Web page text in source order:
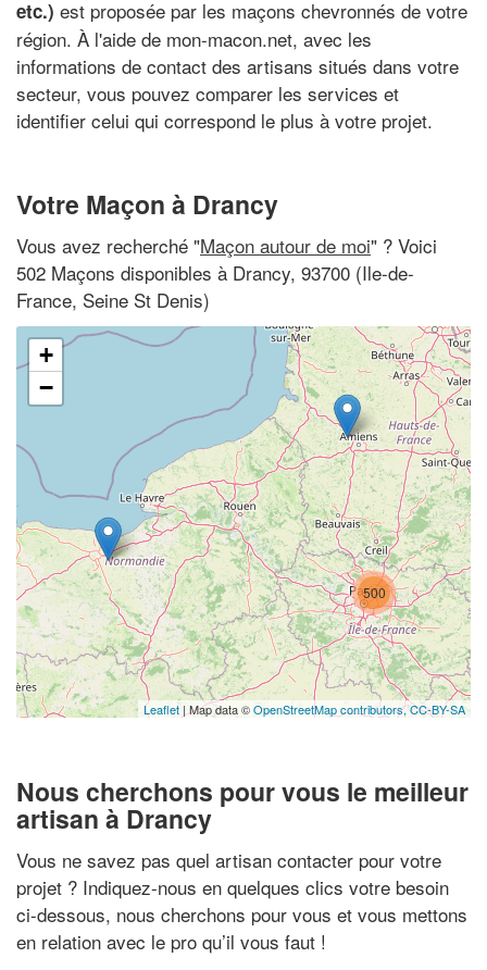
etc.) est proposée par les maçons chevronnés de votre
région. À l'aide de mon-macon.net, avec les
informations de contact des artisans situés dans votre
secteur, vous pouvez comparer les services et
identifier celui qui correspond le plus à votre projet.
Votre Maçon à Drancy
Vous avez recherché "Maçon autour de moi" ? Voici
502 Maçons disponibles à Drancy, 93700 (Ile-de-
France, Seine St Denis)
500
+
−
Leaflet | Map data ©OpenStreetMap contributors,CC-BY-SA
Nous cherchons pour vous le meilleur
artisan à Drancy
Vous ne savez pas quel artisan contacter pour votre
projet ? Indiquez-nous en quelques clics votre besoin
ci-dessous, nous cherchons pour vous et vous mettons
en relation avec le pro qu’il vous faut !